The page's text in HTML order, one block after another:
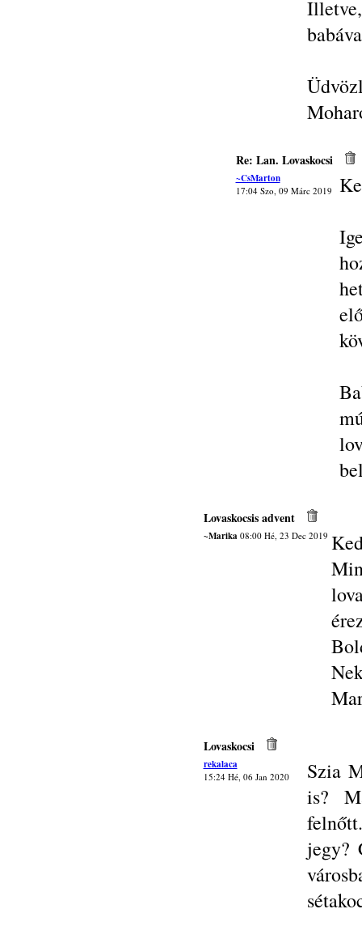
Re: Lan. Lovaskocsi
~CsMarton
17:04 Szo, 09 Márc 2019
Lovaskocsis advent
~Marika08:00 Hé, 23 Dec 2019
Lovaskocsi
rekalaca
15:24 Hé, 06 Jan 2020
Szia
is?
jegy?